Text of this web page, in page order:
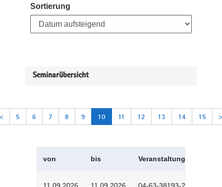
Sortierung
Seminarübersicht
< 5 6 7 8 9 10 11 12 13 14 15 >
von bis Veranstaltungskürzel